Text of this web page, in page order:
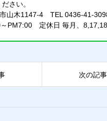
さい。
山木1147-4 TEL 0436-41-
PM7:00 定休日 毎月、
次の記事